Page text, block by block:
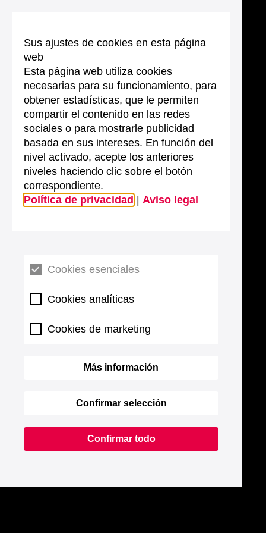
Sus ajustes de cookies en esta página
web
Esta página web utiliza cookies
necesarias para su funcionamiento, para
obtener estadísticas, que le permiten
compartir el contenido en las redes
sociales o para mostrarle publicidad
basada en sus intereses. En función del
nivel activado, acepte los anteriores
niveles haciendo clic sobre el botón
correspondiente.
Política de privacidad
Aviso legal
Cookies esenciales
Cookies analíticas
Cookies de marketing
Más información
Confirmar selección
Confirmar todo